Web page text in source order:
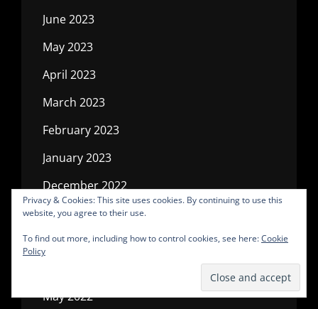
June 2023
May 2023
April 2023
March 2023
February 2023
January 2023
December 2022
November 2022
October 2022
May 2022
Privacy & Cookies: This site uses cookies. By continuing to use this
website, you agree to their use.
To find out more, including how to control cookies, see here:Cookie
Policy